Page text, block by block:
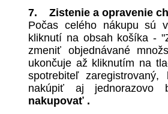
7. Zistenie a opravenie
Počas celého nákupu sú
kliknutí na obsah košíka -
zmeniť objednávané
ukončuje až kliknutím na
spotrebiteľ
nakúpiť aj jednorazovo
nakupovať .